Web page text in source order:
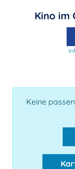
Kino im
Keine